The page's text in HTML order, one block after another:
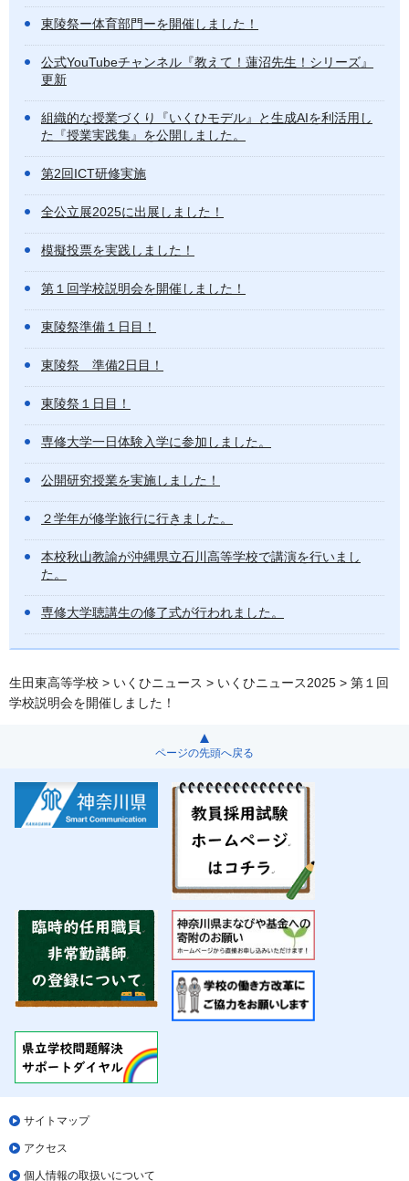
東陵祭ー体育部門ーを開催しました！
公式YouTubeチャンネル『教えて！蓮沼先生！シリーズ』
更新
組織的な授業づくり『いくひモデル』と生成AIを利活用し
た『授業実践集』を公開しました。
第2回ICT研修実施
全公立展2025に出展しました！
模擬投票を実践しました！
第１回学校説明会を開催しました！
東陵祭準備１日目！
東陵祭 準備2日目！
東陵祭１日目！
専修大学一日体験入学に参加しました。
公開研究授業を実施しました！
２学年が修学旅行に行きました。
本校秋山教諭が沖縄県立石川高等学校で講演を行いまし
た。
専修大学聴講生の修了式が行われました。
生田東高等学校 > いくひニュース > いくひニュース2025 > 第１回
学校説明会を開催しました！
ページの先頭へ戻る
サイトマップ
アクセス
個人情報の取扱いについて